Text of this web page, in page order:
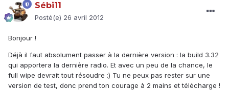
Sébi11
Posté(e) 26 avril 2012
Bonjour !
Déjà il faut absolument passer à la dernière version : la build 3.32
qui apportera la dernière radio. Et avec un peu de la chance, le
full wipe devrait tout résoudre :) Tu ne peux pas rester sur une
version de test, donc prend ton courage à 2 mains et télécharge !